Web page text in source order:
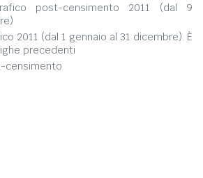
post-censimento 2011 (dal 9
2011 (dal 1 gennaio al 31 dicembre). È
precedenti
censimento